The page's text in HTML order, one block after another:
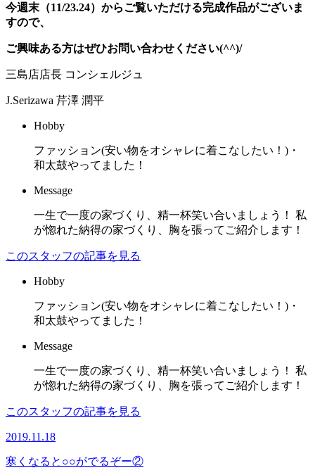
今週末（11/23.24）からご覧いただける完成作品がございま
すので、
ご興味ある方はぜひお問い合わせください(^^)/
三島店店長 コンシェルジュ
J.Serizawa 芹澤 潤平
Hobby
ファッション(安い物をオシャレに着こなしたい！)・
和太鼓やってました！
Message
一生で一度の家づくり、精一杯笑い合いましょう！ 私
が惚れた納得の家づくり、胸を張ってご紹介します！
このスタッフの記事を見る
Hobby
ファッション(安い物をオシャレに着こなしたい！)・
和太鼓やってました！
Message
一生で一度の家づくり、精一杯笑い合いましょう！ 私
が惚れた納得の家づくり、胸を張ってご紹介します！
このスタッフの記事を見る
2019.11.18
寒くなると○○がでるぞー②